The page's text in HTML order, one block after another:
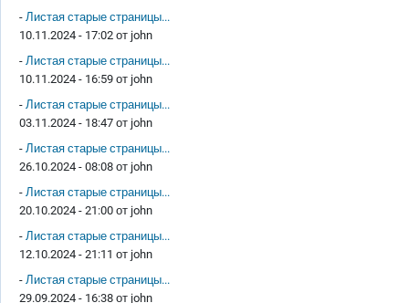
- Листая старые страницы...
10.11.2024 - 17:02 от john
- Листая старые страницы...
10.11.2024 - 16:59 от john
- Листая старые страницы...
03.11.2024 - 18:47 от john
- Листая старые страницы...
26.10.2024 - 08:08 от john
- Листая старые страницы...
20.10.2024 - 21:00 от john
- Листая старые страницы...
12.10.2024 - 21:11 от john
- Листая старые страницы...
29.09.2024 - 16:38 от john